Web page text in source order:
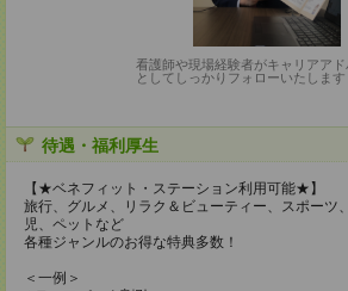
看護師や現場経験者がキャリアアド
としてしっかりフォローいたします
待遇・福利厚生
【★ベネフィット・ステーション利用可能★】
旅行、グルメ、リラク＆ビューティー、スポーツ
児、ペットなど
各種ジャンルのお得な特典多数！
＜一例＞